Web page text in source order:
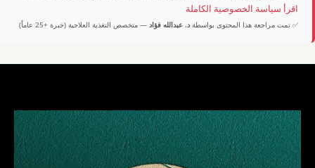
اقرأ سياسة الخصوصية الكاملة
✅ تمت مراجعة هذا المحتوى بواسطةد. عبدالله فؤاد — متخصص التغذية العلاجية (خبرة +25 عاماً)